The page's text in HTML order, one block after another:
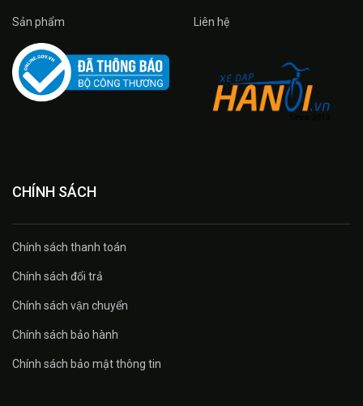
Sản phẩm Liên hệ
CHÍNH SÁCH
Chính sách thanh toán
Chính sách đổi trả
Chính sách vận chuyển
Chính sách bảo hành
Chính sách bảo mật thông tin